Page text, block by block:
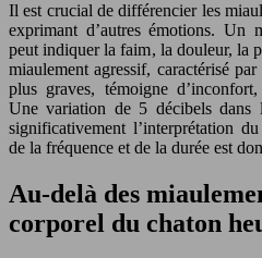
Il est crucial de différencier les
exprimant d’autres émotions. Un
peut indiquer la faim, la douleur, la
miaulement agressif, caractérisé
plus graves, témoigne
Une variation de 5 décibels dans
significativement l’interprétation
de la fréquence et de la durée est
Au-delà des
corporel du chaton